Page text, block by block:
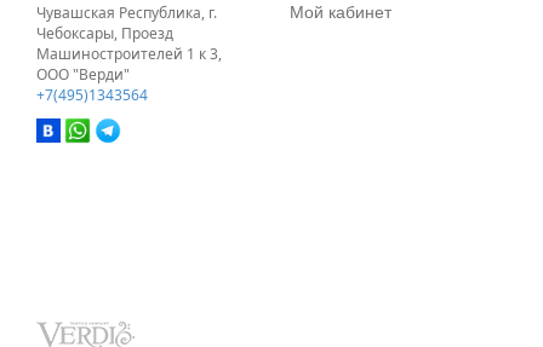
Чувашская Республика, г.
Чебоксары, Проезд
Машиностроителей 1 к 3,
ООО "Верди"
+7(495)1343564
Мой кабинет